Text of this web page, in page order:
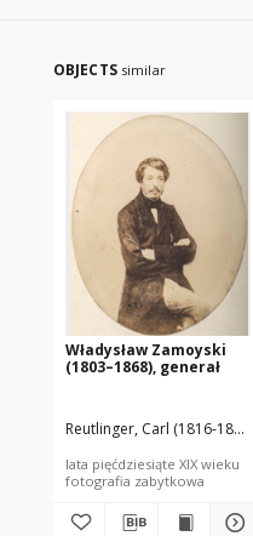
OBJECTS similar
Władysław Zamoyski
(1803–1868), generał
Reutlinger, Carl (1816-1888)
lata pięćdziesiąte XIX wieku
fotografia zabytkowa